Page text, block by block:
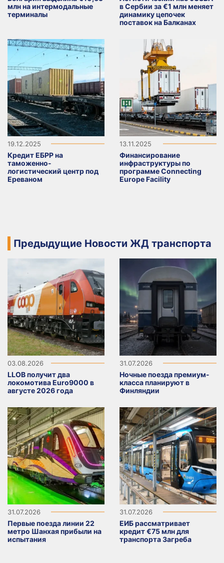
млн на интермодальные
терминалы
в Сербии за €1 млн меняет
динамику цепочек
поставок на Балканах
19.12.2025
Кредит ЕБРР на
таможенно-
логистический центр под
Ереваном
13.11.2025
Финансирование
инфраструктуры по
программе Connecting
Europe Facility
Предыдущие Новости ЖД транспорта
03.08.2026
LLOB получит два
локомотива Euro9000 в
августе 2026 года
31.07.2026
Ночные поезда премиум-
класса планируют в
Финляндии
31.07.2026
Первые поезда линии 22
метро Шанхая прибыли на
испытания
31.07.2026
ЕИБ рассматривает
кредит €75 млн для
транспорта Загреба